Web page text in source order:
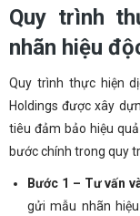
Quy trình
nhãn hiệu
Quy trình thực hiện
Holdings được xây
tiêu đảm bảo hiệu
bước chính trong quy
Bước 1 – Tư vấn
gửi mẫu nhãn